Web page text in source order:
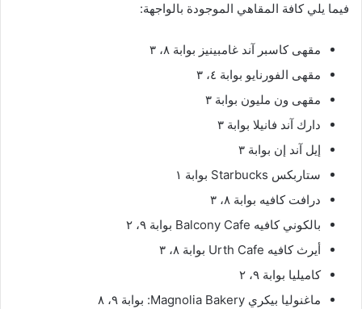
فيما يلي كافة المقاهي الموجودة بالواجهة:
مقهى كاسبر آند غامبينيز بوابة ٨، ٣
مقهى الفورنايو بوابة ٤، ٣
مقهى ون مليون بوابة ٣
دارك آند فانيلا بوابة ٣
إيل آند إن بوابة ٣
ستاربكس Starbucks بوابة ١
درافت كافيه بوابة ٨، ٣
بالكوني كافيه Balcony Cafe بوابة ٩، ٢
أيرث كافيه Urth Cafe بوابة ٨، ٣
كاميليا بوابة ٩، ٢
ماغنوليا بيكري Magnolia Bakery: بوابة ٩، ٨